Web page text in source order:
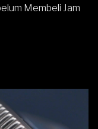
Membeli Jam